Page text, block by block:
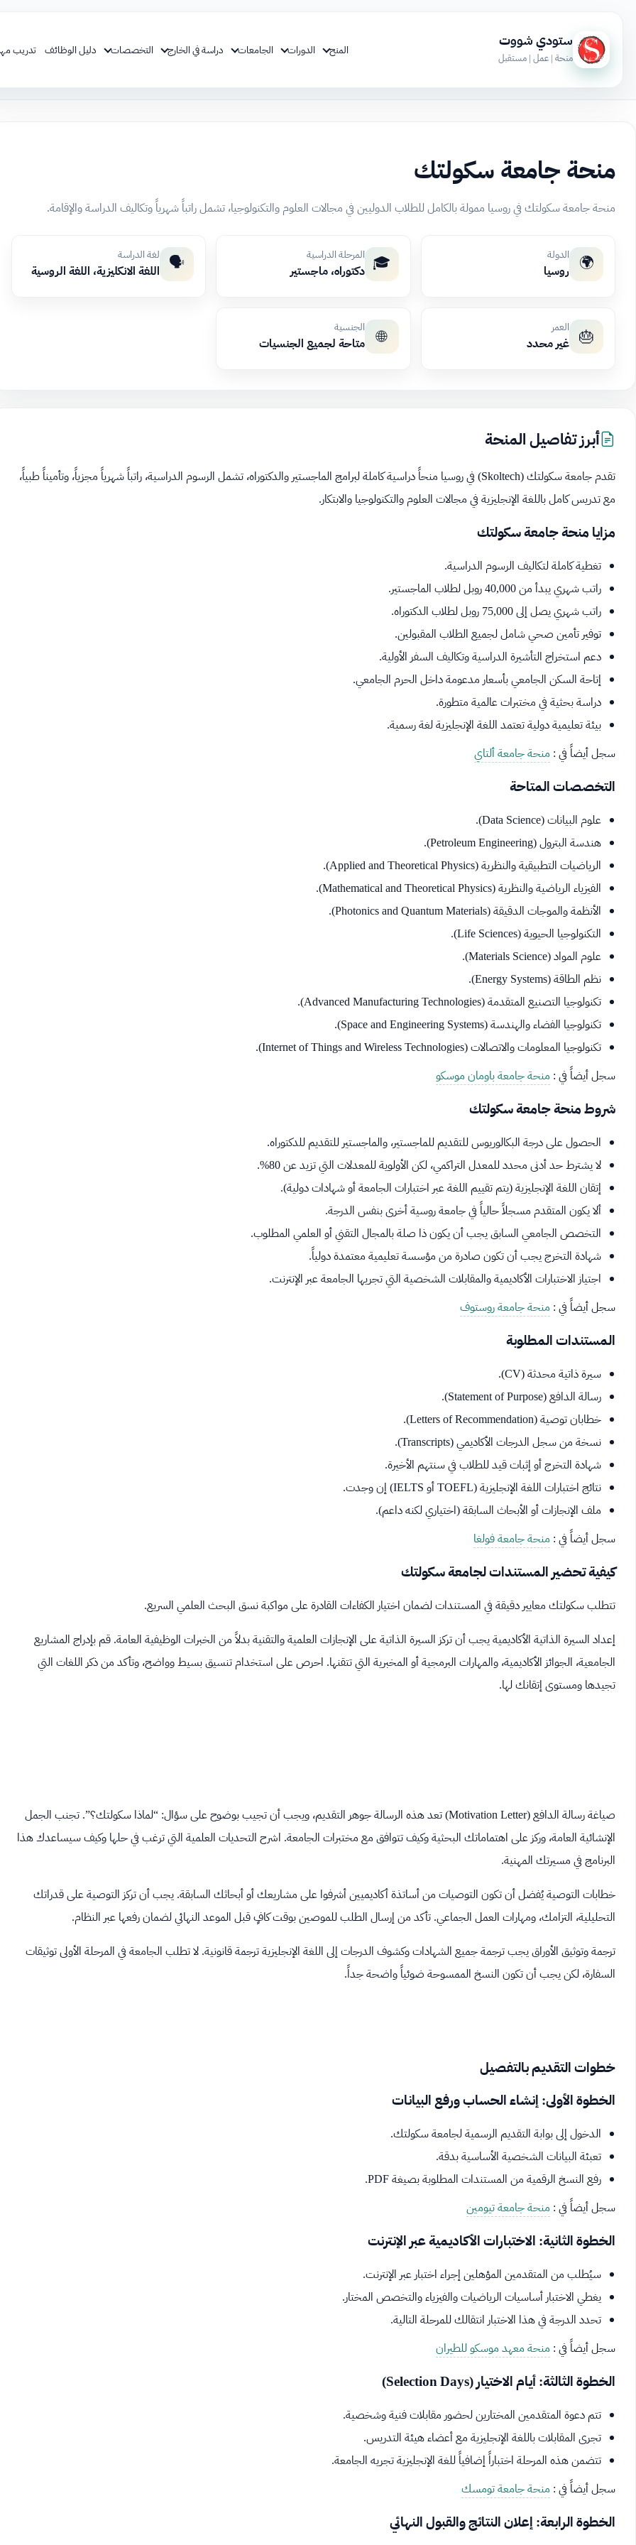
ستودي شووت
منحة | عمل | مستقبل
المنح الدورات الجامعات دراسة في الخارج التخصصات دليل الوظائف تدريب
منحة جامعة سكولتك
منحة جامعة سكولتك في روسيا ممولة بالكامل للطلاب الدوليين في مجالات العلوم والتكنولوجيا، تشمل راتباً شهرياً وتكاليف الدراسة والإقامة.
🌍 الدولة
روسيا 🎓 المرحلة الدراسية
دكتوراه، ماجستير 🗣️ لغة الدراسة
اللغة الانكليزية، اللغة الروسية
🎂 العمر
غير محدد 🌐 الجنسية
متاحة لجميع الجنسيات
أبرز تفاصيل المنحة
تقدم جامعة سكولتك (Skoltech) في روسيا منحاً دراسية كاملة لبرامج الماجستير والدكتوراه، تشمل الرسوم الدراسية، راتباً شهرياً مجزياً، وتأميناً طبياً،
مع تدريس كامل باللغة الإنجليزية في مجالات العلوم والتكنولوجيا والابتكار.
مزايا منحة جامعة سكولتك
تغطية كاملة لتكاليف الرسوم الدراسية.
راتب شهري يبدأ من 40,000 روبل لطلاب الماجستير.
راتب شهري يصل إلى 75,000 روبل لطلاب الدكتوراه.
توفير تأمين صحي شامل لجميع الطلاب المقبولين.
دعم استخراج التأشيرة الدراسية وتكاليف السفر الأولية.
إتاحة السكن الجامعي بأسعار مدعومة داخل الحرم الجامعي.
دراسة بحثية في مختبرات عالمية متطورة.
بيئة تعليمية دولية تعتمد اللغة الإنجليزية لغة رسمية.
سجل أيضاً في : منحة جامعة ألتاي
التخصصات المتاحة
علوم البيانات (Data Science).
هندسة البترول (Petroleum Engineering).
الرياضيات التطبيقية والنظرية (Applied and Theoretical Physics).
الفيزياء الرياضية والنظرية (Mathematical and Theoretical Physics).
الأنظمة والموجات الدقيقة (Photonics and Quantum Materials).
التكنولوجيا الحيوية (Life Sciences).
علوم المواد (Materials Science).
نظم الطاقة (Energy Systems).
تكنولوجيا التصنيع المتقدمة (Advanced Manufacturing Technologies).
تكنولوجيا الفضاء والهندسة (Space and Engineering Systems).
تكنولوجيا المعلومات والاتصالات (Internet of Things and Wireless Technologies).
سجل أيضاً في : منحة جامعة باومان موسكو
شروط منحة جامعة سكولتك
الحصول على درجة البكالوريوس للتقديم للماجستير، والماجستير للتقديم للدكتوراه.
لا يشترط حد أدنى محدد للمعدل التراكمي، لكن الأولوية للمعدلات التي تزيد عن 80%.
إتقان اللغة الإنجليزية (يتم تقييم اللغة عبر اختبارات الجامعة أو شهادات دولية).
ألا يكون المتقدم مسجلاً حالياً في جامعة روسية أخرى بنفس الدرجة.
التخصص الجامعي السابق يجب أن يكون ذا صلة بالمجال التقني أو العلمي المطلوب.
شهادة التخرج يجب أن تكون صادرة من مؤسسة تعليمية معتمدة دولياً.
اجتياز الاختبارات الأكاديمية والمقابلات الشخصية التي تجريها الجامعة عبر الإنترنت.
سجل أيضاً في : منحة جامعة روستوف
المستندات المطلوبة
سيرة ذاتية محدثة (CV).
رسالة الدافع (Statement of Purpose).
خطابان توصية (Letters of Recommendation).
نسخة من سجل الدرجات الأكاديمي (Transcripts).
شهادة التخرج أو إثبات قيد للطلاب في سنتهم الأخيرة.
نتائج اختبارات اللغة الإنجليزية (TOEFL أو IELTS) إن وجدت.
ملف الإنجازات أو الأبحاث السابقة (اختياري لكنه داعم).
سجل أيضاً في : منحة جامعة فولغا
كيفية تحضير المستندات لجامعة سكولتك
تتطلب سكولتك معايير دقيقة في المستندات لضمان اختيار الكفاءات القادرة على مواكبة نسق البحث العلمي السريع.
إعداد السيرة الذاتية الأكاديمية يجب أن تركز السيرة الذاتية على الإنجازات العلمية والتقنية بدلاً من الخبرات الوظيفية العامة. قم بإدراج المشاريع
الجامعية، الجوائز الأكاديمية، والمهارات البرمجية أو المخبرية التي تتقنها. احرص على استخدام تنسيق بسيط وواضح، وتأكد من ذكر اللغات التي
تجيدها ومستوى إتقانك لها.
صياغة رسالة الدافع (Motivation Letter) تعد هذه الرسالة جوهر التقديم، ويجب أن تجيب بوضوح على سؤال: “لماذا سكولتك؟”. تجنب الجمل
الإنشائية العامة، وركز على اهتماماتك البحثية وكيف تتوافق مع مختبرات الجامعة. اشرح التحديات العلمية التي ترغب في حلها وكيف سيساعدك هذا
البرنامج في مسيرتك المهنية.
خطابات التوصية يُفضل أن تكون التوصيات من أساتذة أكاديميين أشرفوا على مشاريعك أو أبحاثك السابقة. يجب أن تركز التوصية على قدراتك
التحليلية، التزامك، ومهارات العمل الجماعي. تأكد من إرسال الطلب للموصين بوقت كافٍ قبل الموعد النهائي لضمان رفعها عبر النظام.
ترجمة وتوثيق الأوراق يجب ترجمة جميع الشهادات وكشوف الدرجات إلى اللغة الإنجليزية ترجمة قانونية. لا تطلب الجامعة في المرحلة الأولى توثيقات
السفارة، لكن يجب أن تكون النسخ الممسوحة ضوئياً واضحة جداً.
خطوات التقديم بالتفصيل
الخطوة الأولى: إنشاء الحساب ورفع البيانات
الدخول إلى بوابة التقديم الرسمية لجامعة سكولتك.
تعبئة البيانات الشخصية الأساسية بدقة.
رفع النسخ الرقمية من المستندات المطلوبة بصيغة PDF.
سجل أيضاً في : منحة جامعة تيومين
الخطوة الثانية: الاختبارات الأكاديمية عبر الإنترنت
سيُطلب من المتقدمين المؤهلين إجراء اختبار عبر الإنترنت.
يغطي الاختبار أساسيات الرياضيات والفيزياء والتخصص المختار.
تحدد الدرجة في هذا الاختبار انتقالك للمرحلة التالية.
سجل أيضاً في : منحة معهد موسكو للطيران
الخطوة الثالثة: أيام الاختيار (Selection Days)
تتم دعوة المتقدمين المختارين لحضور مقابلات فنية وشخصية.
تجرى المقابلات باللغة الإنجليزية مع أعضاء هيئة التدريس.
تتضمن هذه المرحلة اختباراً إضافياً للغة الإنجليزية تجريه الجامعة.
سجل أيضاً في : منحة جامعة تومسك
الخطوة الرابعة: إعلان النتائج والقبول النهائي